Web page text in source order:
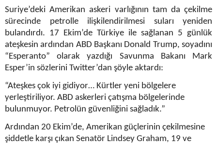
Suriye’deki Amerikan askeri varlığının tam da çekilme
sürecinde petrolle ilişkilendirilmesi suları yeniden
bulandırdı. 17 Ekim’de Türkiye ile sağlanan 5 günlük
ateşkesin ardından ABD Başkanı Donald Trump, soyadını
“Esperanto” olarak yazdığı Savunma Bakanı Mark
Esper’in sözlerini Twitter’dan şöyle aktardı:
“Ateşkes çok iyi gidiyor… Kürtler yeni bölgelere
yerleştiriliyor. ABD askerleri çatışma bölgelerinde
bulunmuyor. Petrolün güvenliğini sağladık.”
Ardından 20 Ekim’de, Amerikan güçlerinin çekilmesine
şiddetle karşı çıkan Senatör Lindsey Graham, 19 ve